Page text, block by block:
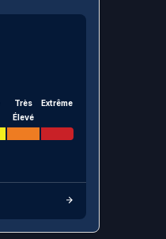
Très
Élevé
Extrême